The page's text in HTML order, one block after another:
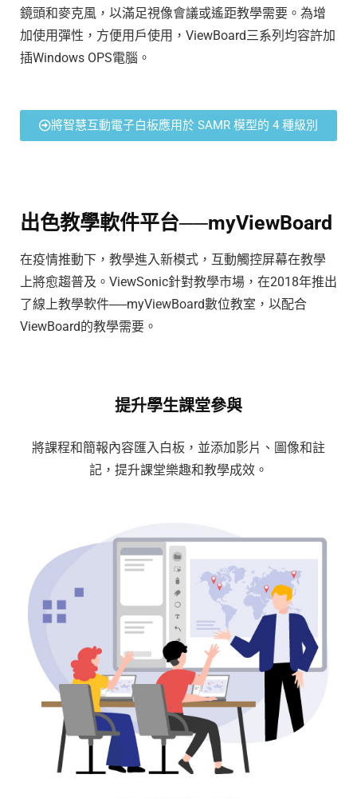
鏡頭和麥克風，以滿足視像會議或遙距教學需要。為增
加使用彈性，方便用戶使用，ViewBoard三系列均容許加
插Windows OPS電腦。
將智慧互動電子白板應用於 SAMR 模型的 4 種級別
出色教學軟件平台──myViewBoard
在疫情推動下，教學進入新模式，互動觸控屏幕在教學
上將愈趨普及。ViewSonic針對教學市場，在2018年推出
了線上教學軟件──myViewBoard數位教室，以配合
ViewBoard的教學需要。
提升學生課堂參與
將課程和簡報內容匯入白板，並添加影片、圖像和註
記， 提升課堂樂趣和教學成效。